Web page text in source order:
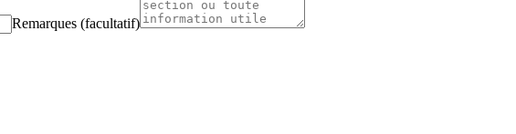
Remarques (facultatif)